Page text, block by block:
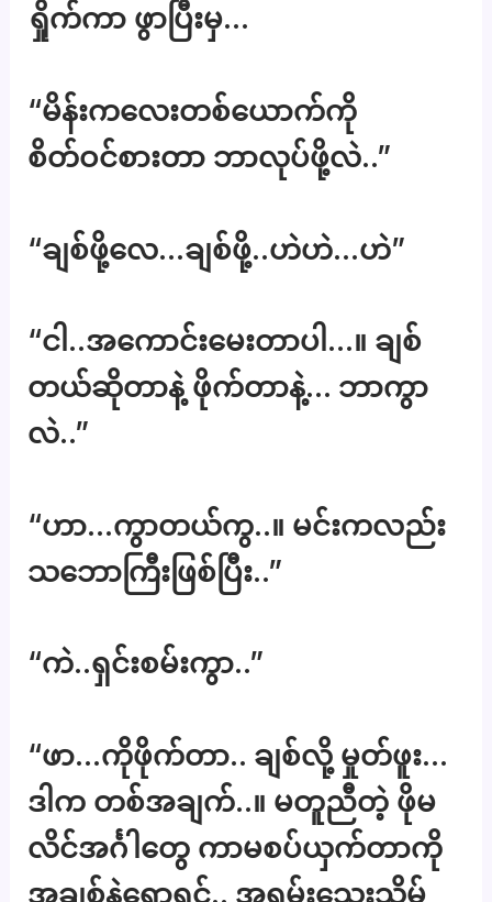
ရှိုက်ကာ ဖွာပြီးမှ…
“မိန်းကလေးတစ်ယောက်ကို
စိတ်ဝင်စားတာ ဘာလုပ်ဖို့လဲ..”
“ချစ်ဖို့လေ…ချစ်ဖို့..ဟဲဟဲ…ဟဲ”
“ငါ..အကောင်းမေးတာပါ…။ ချစ်
တယ်ဆိုတာနဲ့ ဖိုက်တာနဲ့… ဘာကွာ
လဲ..”
“ဟာ…ကွာတယ်ကွ..။ မင်းကလည်း
သဘောကြီးဖြစ်ပြီး..”
“ကဲ..ရှင်းစမ်းကွာ..”
“ဖာ…ကိုဖိုက်တာ.. ချစ်လို့ မှုတ်ဖူး…
ဒါက တစ်အချက်..။ မတူညီတဲ့ ဖိုမ
လိင်အင်္ဂါတွေ ကာမစပ်ယှက်တာကို
အချစ်နဲ့ရောရင်.. အရမ်းသေးသိမ်